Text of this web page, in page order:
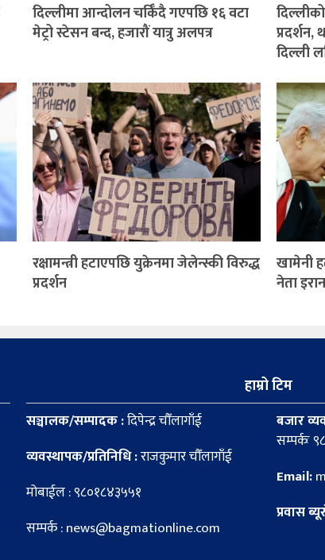
दिल्लीमा आन्दोलन चर्किँदै गएपछि १६ वटा
मेट्रो स्टेसन बन्द, हजारौं यात्रु अलपत्र
दिल्ली
रक्षामन्त्री हटाएपछि युक्रेनमा जेलेन्स्की विरुद्ध
प्रदर्शन
खामेनी
नेता
हाम्रो टिम
सञ्चालक/सम्पादक :दिपेन्द्र चौँलागाँई
व्यवस्थापक/प्रतिनिधि :राजकुमार चौँलागाँई
मोबाईल : ९८०१८४३५५१
सम्पर्क : news@bagmationline.com
बजार
सम्पर्कः
Email:
प्रवास